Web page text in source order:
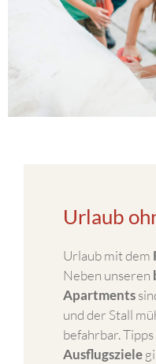
Urlaub
Urlaub mit dem
Neben unseren
Apartments
und der Stall
befahrbar.
Ausflugsziele